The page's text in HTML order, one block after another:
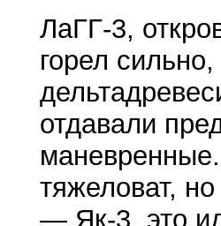
ЛаГГ-3,
горел
отдавали
тяжеловат,
— Як-3, это